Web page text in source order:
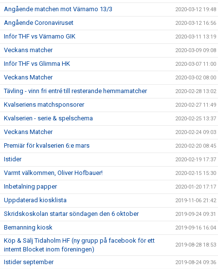
Angående matchen mot Värnamo 13/3 2020-03-12 19:48
Angående Coronaviruset 2020-03-12 16:56
Inför THF vs Värnamo GIK 2020-03-11 13:19
Veckans matcher 2020-03-09 09:08
Inför THF vs Glimma HK 2020-03-07 11:00
Veckans Matcher 2020-03-02 08:00
Tävling - vinn fri entré till resterande hemmamatcher 2020-02-28 13:02
Kvalseriens matchsponsorer 2020-02-27 11:49
Kvalserien - serie & spelschema 2020-02-25 13:37
Veckans Matcher 2020-02-24 09:03
Premiär för kvalserien 6:e mars 2020-02-20 08:45
Istider 2020-02-19 17:37
Varmt välkommen, Oliver Hofbauer! 2020-02-15 15:30
Inbetalning papper 2020-01-20 17:17
Uppdaterad kiosklista 2019-11-06 21:42
Skridskoskolan startar söndagen den 6 oktober 2019-09-24 09:31
Bemanning kiosk 2019-09-16 16:04
Köp & Sälj Tidaholm HF (ny grupp på facebook för ett
internt Blocket inom föreningen)
2019-08-28 18:53
Istider september 2019-08-24 09:36